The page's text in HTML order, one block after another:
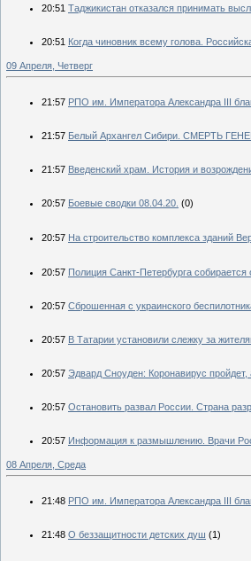
20:51 Таджикистан отказался принимать
20:51 Когда чиновник всему голова.
09 Апреля, Четверг
21:57 РПО им. Императора Александра III
21:57 Белый Архангел Сибири. СМЕРТЬ
21:57 Введенский храм. История и
20:57 Боевые сводки 08.04.20. (0)
20:57 На строительство комплекса зданий
20:57 Полиция Санкт-Петербурга
20:57 Сброшенная с украинского
20:57 В Татарии установили слежку за
20:57 Эдвард Сноуден: Коронавирус пройдет,
20:57 Остановить развал России. Страна
20:57 Информация к размышлению. Врачи
08 Апреля, Среда
21:48 РПО им. Императора Александра III
21:48 О беззащитности детских душ (1)